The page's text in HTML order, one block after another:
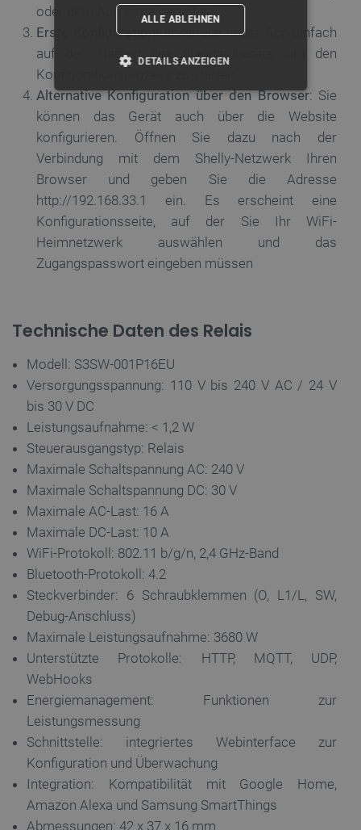
oder dem App Store herunter
Erste KonfigurationKlicken Sie in der App einfach
auf den Namen des Standardgeräts, um den
Konfigurationsprozess zu starten.
Alternative Konfiguration über den Browser: Sie
können das Gerät auch über die Website
konfigurieren. Öffnen Sie dazu nach der
Verbindung mit dem Shelly-Netzwerk Ihren
Browser und geben Sie die Adresse
http://192.168.33.1 ein. Es erscheint eine
Konfigurationsseite, auf der Sie Ihr WiFi-
Heimnetzwerk auswählen und das
Zugangspasswort eingeben müssen
Technische Daten des Relais
Modell: S3SW-001P16EU
Versorgungsspannung: 110 V bis 240 V AC / 24 V
bis 30 V DC
Leistungsaufnahme: < 1,2 W
Steuerausgangstyp: Relais
Maximale Schaltspannung AC: 240 V
Maximale Schaltspannung DC: 30 V
Maximale AC-Last: 16 A
Maximale DC-Last: 10 A
WiFi-Protokoll: 802.11 b/g/n, 2,4 GHz-Band
Bluetooth-Protokoll: 4.2
Steckverbinder: 6 Schraubklemmen (O, L1/L, SW,
Debug-Anschluss)
Maximale Leistungsaufnahme: 3680 W
Unterstützte Protokolle: HTTP, MQTT, UDP,
WebHooks
Energiemanagement: Funktionen zur
Leistungsmessung
Schnittstelle: integriertes Webinterface zur
Konfiguration und Überwachung
Integration: Kompatibilität mit Google Home,
Amazon Alexa und Samsung SmartThings
Abmessungen: 42 x 37 x 16 mm
ALLE ABLEHNEN
DETAILS ANZEIGEN
UNBEDINGT ERFORDERLICH
PERFORMANCE
TARGETING
Unbedingt erforderliche Cookies ermöglichen
Benutzeranmeldung und die Kontoverwaltung.
Ohne die unbedingt erforderlichen Cookies kann
die Website nicht ordnungsgemäß verwendet
werden.
Name
VISITOR_PRIVACY_METADATA
critAccountId
PrestaShop-[abcdef0123456789]{32} .botland.de
Datenschutzerklärung von Google